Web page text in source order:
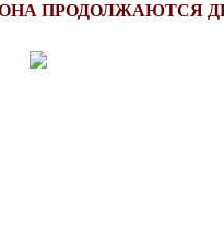
ПРОДОЛЖАЮТСЯ